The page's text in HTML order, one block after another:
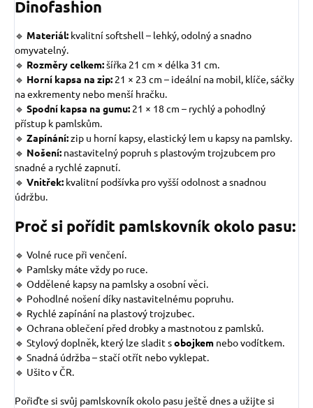
Dinofashion
🔹 Materiál: kvalitní softshell – lehký, odolný a snadno
omyvatelný.
🔹 Rozměry celkem:šířka 21 cm × délka 31 cm.
🔹 Horní kapsa na zip: 21 × 23 cm – ideální na mobil, klíče, sáčky
na exkrementy nebo menší hračku.
🔹 Spodní kapsa na gumu: 21 × 18 cm – rychlý a pohodlný
přístup k pamlskům.
🔹 Zapínání:zip u horní kapsy, elastický lem u kapsy na pamlsky.
🔹 Nošení: nastavitelný popruh s plastovým trojzubcem pro
snadné a rychlé zapnutí.
🔹 Vnitřek: kvalitní podšívka pro vyšší odolnost a snadnou
údržbu.
Proč si pořídit pamlskovník okolo pasu:
🔹 Volné ruce při venčení.
🔹 Pamlsky máte vždy po ruce.
🔹 Oddělené kapsy na pamlsky a osobní věci.
🔹 Pohodlné nošení díky nastavitelnému popruhu.
🔹 Rychlé zapínání na plastový trojzubec.
🔹 Ochrana oblečení před drobky a mastnotou z pamlsků.
🔹 Stylový doplněk, který lze sladit sobojkem nebo vodítkem.
🔹 Snadná údržba – stačí otřít nebo vyklepat.
🔹 Ušito v ČR.
Pořiďte si svůj pamlskovník okolo pasu ještě dnes a užijte si